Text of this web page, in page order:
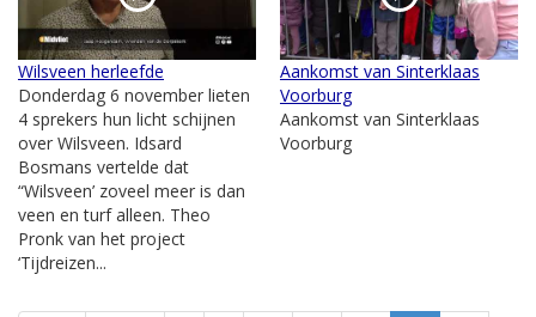
Wilsveen herleefde
Donderdag 6 november lieten
4 sprekers hun licht schijnen
over Wilsveen. Idsard
Bosmans vertelde dat
“Wilsveen’ zoveel meer is dan
veen en turf alleen. Theo
Pronk van het project
‘Tijdreizen...
Aankomst van Sinterklaas
Voorburg
Aankomst van Sinterklaas
Voorburg